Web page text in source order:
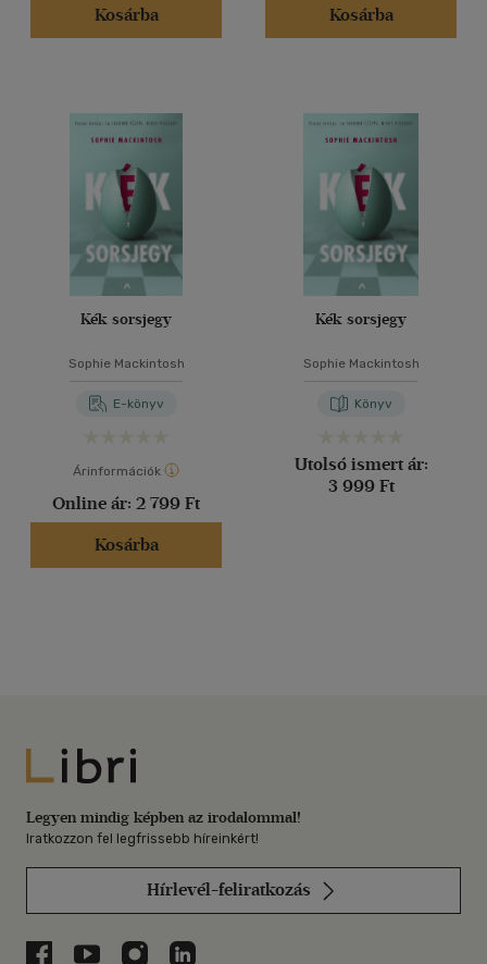
Kosárba
Kosárba
Kék sorsjegy
Sophie Mackintosh
E-könyv
Árinformációk
Online ár: 2 799 Ft
Kosárba
Kék sorsjegy
Sophie Mackintosh
Könyv
Utolsó ismert ár:
3 999 Ft
Libri
Legyen mindig képben az irodalommal!
Iratkozzon fel legfrissebb híreinkért!
Hírlevél-feliratkozás
Libri a Facebookon
Libri a Youtube-on
Libri az Instagramon
Libri a LinkedInen